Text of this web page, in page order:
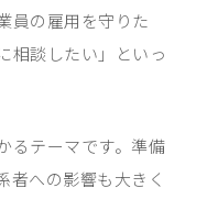
員の雇用を守りた
相談したい」といっ
るテーマです。準備
者への影響も大きく